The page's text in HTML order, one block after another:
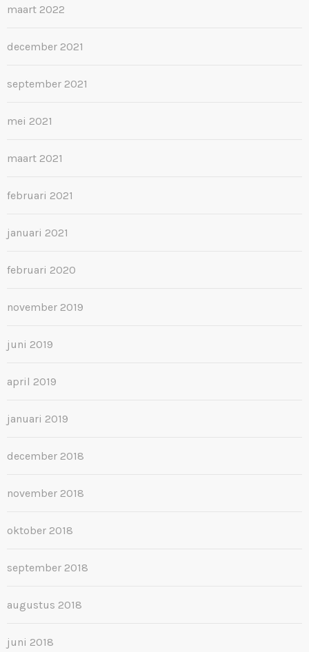
maart 2022
december 2021
september 2021
mei 2021
maart 2021
februari 2021
januari 2021
februari 2020
november 2019
juni 2019
april 2019
januari 2019
december 2018
november 2018
oktober 2018
september 2018
augustus 2018
juni 2018